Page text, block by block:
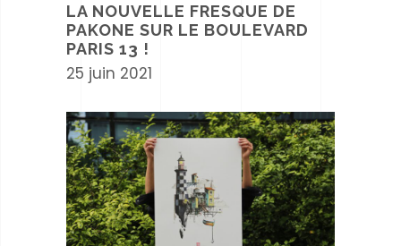
LA NOUVELLE FRESQUE DE
PAKONE SUR LE BOULEVARD
PARIS 13 !
25 juin 2021